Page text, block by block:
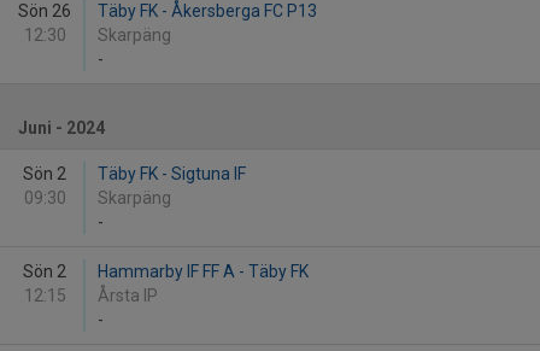
Sön 26
12:30
Täby FK - Åkersberga FC P13
Skarpäng
-
Juni - 2024
Sön 2
09:30
Täby FK - Sigtuna IF
Skarpäng
-
Sön 2
12:15
Hammarby IF FF A - Täby FK
Årsta IP
-